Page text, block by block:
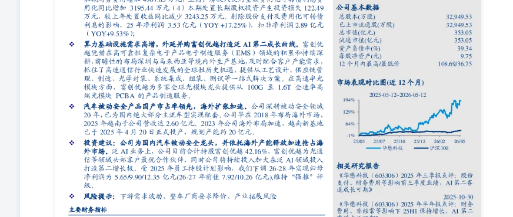
并依托海外产能释放加速抢占海外市场。泛AI业务上，公司目前合计持股富创优越42.16%，富创优越为光通信等领域头部客户
最优合作伙伴，同时公司将持续投入加大在泛AI领域投入打造第二增长极。受2025年员工持股计划影响，我们下调26-28年实现
归母净利润为5.65/9.90/12.35亿元(26-27年前值7.92/10.26亿元),维持“强推”评级。 相关研究报告 《华懋科技（603306）2025年三
季报点评：股份支付、财务费用等影响前三季度业绩，AI第二赛道成长可期》2025-10-30 《华懋科技（603306）2025年半年报
点评：财务费用、非经常等影响下25H1保持增长，AI第二赛道成长可期》2025-08-31《华懋科技（603306）重大事项点评：并购
预案超预期，华懋科技大股东认购配套募资，彰显公司业绩雄心》2025-06-06 风险提示：下游需求波动、整车厂商要求降价、
产业拓展风险 附录：财务预测表 电子组团队介绍 副所长、前沿科技研究中心负责人：耿琛 美国新墨西哥大学计算机硕士。曾
任新加坡国立大计算机学院研究员，中投证券、中泰证券研究所电子分析师。2019年带领团队获得新财富电子行业第五名，2016
年新财富电子行业第五名团队核心成员，2017年加入华创证券研究所。 联席首席研究员：岳阳 上海交通大学硕士。2019年加入
华创证券研究所。 资深分析师：熊翊宇 复旦大学金融学硕士，3年买方研究经验，曾任西南证券电子行业研究员，2020年加入
华创证券研究所。 高级分析师：吴鑫 复旦大学资产评估硕士，1年买方研究经验。2022年加入华创证券研究所。 高级分析师：
高远 西南财经大学硕士。2022年加入华创证券研究所。 高级分析师：姚德昌 同济大学硕士。2021年加入华创证券研究所。 分
析师：张文瑶 哈尔滨工业大学硕士。2023年加入华创证券研究所。 助理研究员：蔡坤 香港浸会大学硕士。2023年加入华创证券
研究所。 助理研究员：卢依雯北京大学金融硕士。2024年加入华创证券研究所。 助理研究员：张雅轩 美国康奈尔大学硕士。
2024年加入华创证券研究所。 研究员：董邦宜 北京交通大学计算机硕士，3年AI算法开发经验，曾任开源证券电子行业研究
员。2024年加入华创证券研究所。 华创证券机构销售通讯录 华创行业公司投资评级体系 基准指数说明： A股市场基准为沪深
300指数，香港市场基准为恒生指数，美国市场基准为标普500/纳斯达克指数。 公司投资评级说明： 强推：预期未来6个月内超